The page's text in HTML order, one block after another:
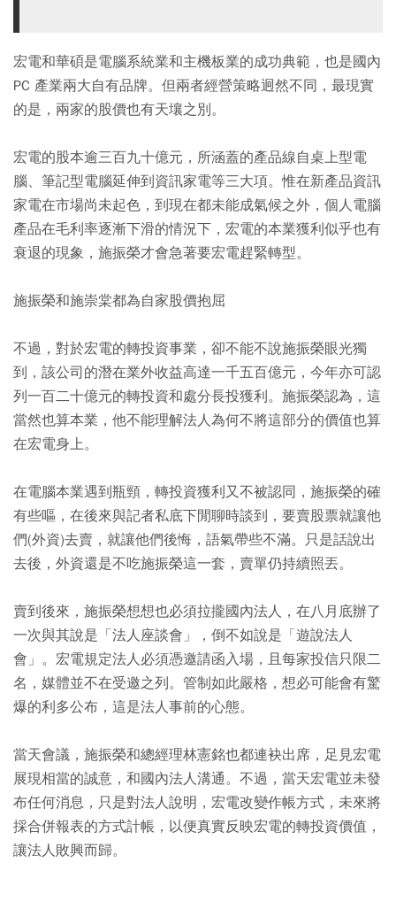
宏電和華碩是電腦系統業和主機板業的成功典範，也是國內
PC 產業兩大自有品牌。但兩者經營策略迥然不同，最現實
的是，兩家的股價也有天壤之別。
宏電的股本逾三百九十億元，所涵蓋的產品線自桌上型電
腦、筆記型電腦延伸到資訊家電等三大項。惟在新產品資訊
家電在市場尚未起色，到現在都未能成氣候之外，個人電腦
產品在毛利率逐漸下滑的情況下，宏電的本業獲利似乎也有
衰退的現象，施振榮才會急著要宏電趕緊轉型。
施振榮和施崇棠都為自家股價抱屈
不過，對於宏電的轉投資事業，卻不能不說施振榮眼光獨
到，該公司的潛在業外收益高達一千五百億元，今年亦可認
列一百二十億元的轉投資和處分長投獲利。施振榮認為，這
當然也算本業，他不能理解法人為何不將這部分的價值也算
在宏電身上。
在電腦本業遇到瓶頸，轉投資獲利又不被認同，施振榮的確
有些嘔，在後來與記者私底下閒聊時談到，要賣股票就讓他
們(外資)去賣，就讓他們後悔，語氣帶些不滿。只是話說出
去後，外資還是不吃施振榮這一套，賣單仍持續照丟。
賣到後來，施振榮想想也必須拉攏國內法人，在八月底辦了
一次與其說是「法人座談會」，倒不如說是「遊說法人
會」。宏電規定法人必須憑邀請函入場，且每家投信只限二
名，媒體並不在受邀之列。管制如此嚴格，想必可能會有驚
爆的利多公布，這是法人事前的心態。
當天會議，施振榮和總經理林憲銘也都連袂出席，足見宏電
展現相當的誠意，和國內法人溝通。不過，當天宏電並未發
布任何消息，只是對法人說明，宏電改變作帳方式，未來將
採合併報表的方式計帳，以便真實反映宏電的轉投資價值，
讓法人敗興而歸。